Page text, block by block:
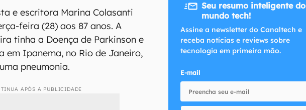
e escritora Marina Colasanti
feira (28) aos 87 anos. A
tinha a Doença de Parkinson e
em Ipanema, no Rio de Janeiro,
pneumonia.
APÓS A PUBLICIDADE
Seu resumo inteligente do
mundo tech!
Assine a newsletter do Canaltech e
receba notícias e reviews sobre
tecnologia em primeira mão.
E-mail